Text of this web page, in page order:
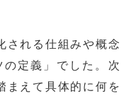
される仕組みや概念
定義」でした。次
まえて具体的に何を